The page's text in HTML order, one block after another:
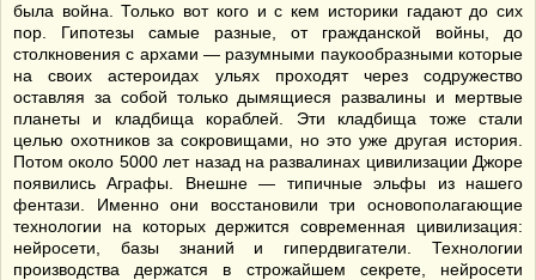
была война. Только вот кого и с кем историки гадают до сих
пор. Гипотезы самые разные, от гражданской войны, до
столкновения с архами — разумными паукообразными которые
на своих астероидах ульях проходят через содружество
оставляя за собой только дымящиеся развалины и мертвые
планеты и кладбища кораблей. Эти кладбища тоже стали
целью охотников за сокровищами, но это уже другая история.
Потом около 5000 лет назад на развалинах цивилизации Джоре
появились Аграфы. Внешне — типичные эльфы из нашего
фентази. Именно они восстановили три основополагающие
технологии на которых держится современная цивилизация:
нейросети, базы знаний и гипердвигатели. Технологии
производства держатся в строжайшем секрете, нейросети